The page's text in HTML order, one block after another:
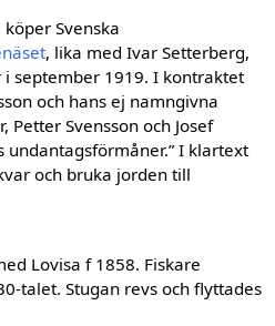
Svenska
, lika med Ivar Setterberg,
september 1919. I kontraktet
och hans ej namngivna
Petter Svensson och Josef
undantagsförmåner.” I klartext
och bruka jorden till
Lovisa f 1858. Fiskare
talet. Stugan revs och flyttades